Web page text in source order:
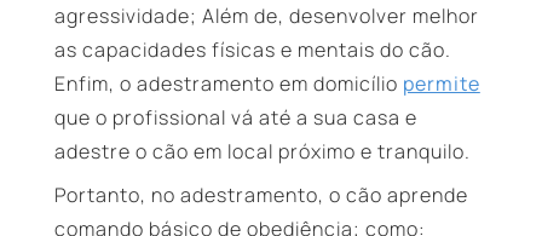
agressividade; Além de, desenvolver melhor
as capacidades físicas e mentais do cão.
Enfim, o adestramento em domicílio permite
que o profissional vá até a sua casa e
adestre o cão em local próximo e tranquilo.
Portanto, no adestramento, o cão aprende
comando básico de obediência; como: